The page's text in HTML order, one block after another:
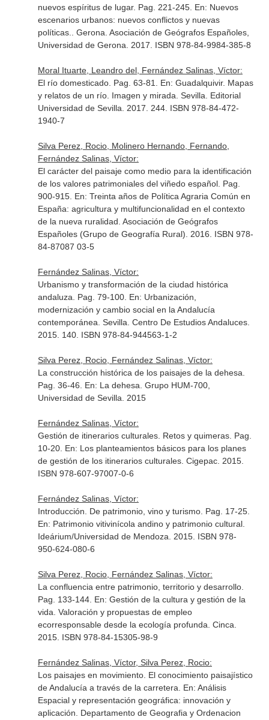
nuevos espíritus de lugar. Pag. 221-245. En: Nuevos
escenarios urbanos: nuevos conflictos y nuevas
políticas.
. Gerona. Asociación de Geógrafos Españoles,
Universidad de Gerona. 2017. ISBN 978-84-9984-385-8
Moral Ituarte, Leandro del, Fernández Salinas, Víctor:
El río domesticado. Pag. 63-81. En: Guadalquivir. Mapas
y relatos de un río. Imagen y mirada . Sevilla. Editorial
Universidad de Sevilla. 2017. 244. ISBN 978-84-472-
1940-7
Silva Perez, Rocio, Molinero Hernando, Fernando,
Fernández Salinas, Víctor:
El carácter del paisaje como medio para la identificación
de los valores patrimoniales del viñedo español. Pag.
900-915. En: Treinta años de Política Agraria Común en
España: agricultura y multifuncionalidad en el contexto
de la nueva ruralidad . Asociación de Geógrafos
Españoles (Grupo de Geografía Rural). 2016. ISBN 978-
84-87087 03-5
Fernández Salinas, Víctor:
Urbanismo y transformación de la ciudad histórica
andaluza. Pag. 79-100. En: Urbanización,
modernización y cambio social en la Andalucía
contemporánea . Sevilla. Centro De Estudios Andaluces.
2015. 140. ISBN 978-84-944563-1-2
Silva Perez, Rocio, Fernández Salinas, Víctor:
La construcción histórica de los paisajes de la dehesa.
Pag. 36-46. En: La dehesa . Grupo HUM-700,
Universidad de Sevilla. 2015
Fernández Salinas, Víctor:
Gestión de itinerarios culturales. Retos y quimeras. Pag.
10-20. En: Los planteamientos básicos para los planes
de gestión de los itinerarios culturales. Cigepac. 2015.
ISBN 978-607-97007-0-6
Fernández Salinas, Víctor:
Introducción. De patrimonio, vino y turismo. Pag. 17-25.
En: Patrimonio vitivinícola andino y patrimonio cultural.
Ideárium/Universidad de Mendoza. 2015. ISBN 978-
950-624-080-6
Silva Perez, Rocio, Fernández Salinas, Víctor:
La confluencia entre patrimonio, territorio y desarrollo.
Pag. 133-144. En: Gestión de la cultura y gestión de la
vida. Valoración y propuestas de empleo
ecorresponsable desde la ecología profunda . Cinca.
2015. ISBN 978-84-15305-98-9
Fernández Salinas, Víctor, Silva Perez, Rocio:
Los paisajes en movimiento. El conocimiento paisajístico
de Andalucía a través de la carretera. En: Análisis
Espacial y representación geográfica: innovación y
aplicación . Departamento de Geografia y Ordenacion